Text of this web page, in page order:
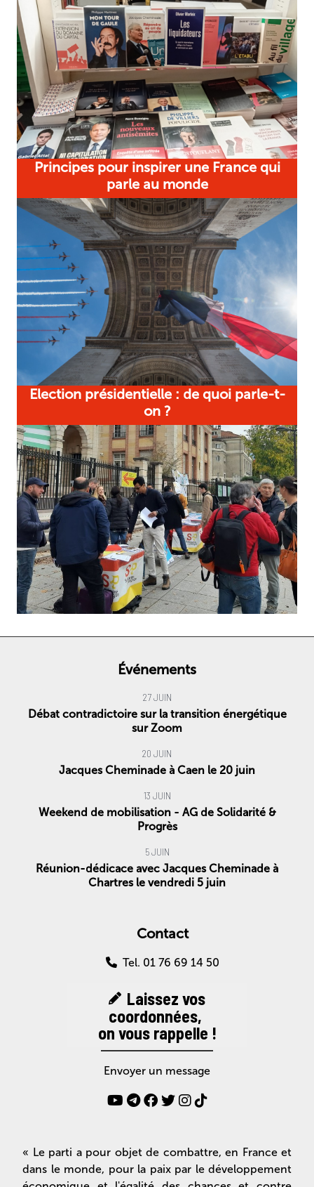
Principes pour inspirer une France qui
parle au monde
Election présidentielle : de quoi parle-t-
on ?
Événements
27 JUIN
Débat contradictoire sur la transition énergétique
sur Zoom
20 JUIN
Jacques Cheminade à Caen le 20 juin
13 JUIN
Weekend de mobilisation - AG de Solidarité &
Progrès
5 JUIN
Réunion-dédicace avec Jacques Cheminade à
Chartres le vendredi 5 juin
Contact
Tel. 01 76 69 14 50
Laissez vos
coordonnées,
on vous rappelle !
Envoyer un message
« Le parti a pour objet de combattre, en France et
dans le monde, pour la paix par le développement